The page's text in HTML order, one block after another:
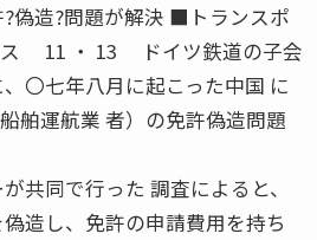
偽造?問題が解決 ■トランスポ
ス 11 ・ 13 ドイツ鉄道の子会
〇七年八月に起こった中国 に
舶運航業 者）の免許偽造問題
共同で行った 調査によると、
造し、免許の申請費用を持ち